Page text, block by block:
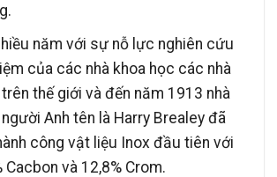
năm với sự nỗ lực nghiên cứu
của các nhà khoa học các nhà
trên thế giới và đến năm 1913 nhà
người Anh tên là Harry Brealey đã
công vật liệu Inox đầu tiên với
Cacbon và 12,8% Crom.